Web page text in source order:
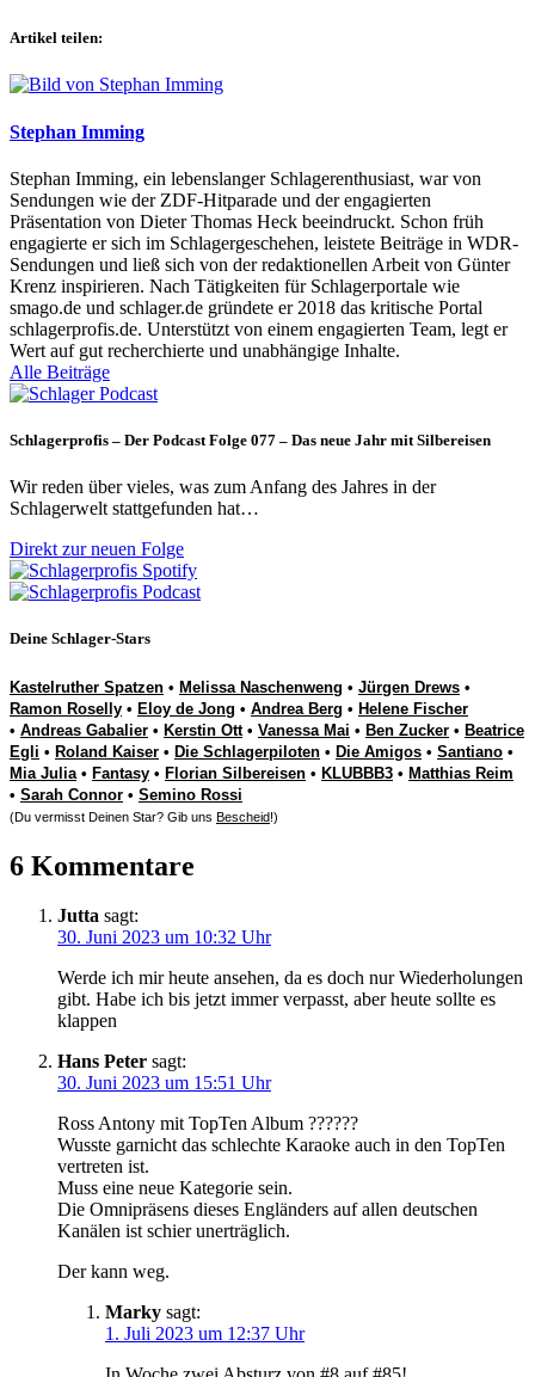
Artikel teilen:
Stephan Imming
Stephan Imming, ein lebenslanger Schlagerenthusiast, war von
Sendungen wie der ZDF-Hitparade und der engagierten
Präsentation von Dieter Thomas Heck beeindruckt. Schon früh
engagierte er sich im Schlagergeschehen, leistete Beiträge in WDR-
Sendungen und ließ sich von der redaktionellen Arbeit von Günter
Krenz inspirieren. Nach Tätigkeiten für Schlagerportale wie
smago.de und schlager.de gründete er 2018 das kritische Portal
schlagerprofis.de. Unterstützt von einem engagierten Team, legt er
Wert auf gut recherchierte und unabhängige Inhalte.
Alle Beiträge
Schlagerprofis – Der Podcast Folge 077 – Das neue Jahr mit Silbereisen
Wir reden über vieles, was zum Anfang des Jahres in der
Schlagerwelt stattgefunden hat…
Direkt zur neuen Folge
Deine Schlager-Stars
Kastelruther Spatzen • Melissa Naschenweng • Jürgen Drews •
Ramon Roselly • Eloy de Jong • Andrea Berg • Helene Fischer
• Andreas Gabalier • Kerstin Ott• Vanessa Mai • Ben Zucker • Beatrice
Egli • Roland Kaiser • Die Schlagerpiloten • Die Amigos • Santiano •
Mia Julia • Fantasy • Florian Silbereisen • KLUBBB3 • Matthias Reim
• Sarah Connor • Semino Rossi
(Du vermisst Deinen Star? Gib uns Bescheid!)
6 Kommentare
Jutta sagt:
30. Juni 2023 um 10:32 Uhr
Werde ich mir heute ansehen, da es doch nur Wiederholungen
gibt. Habe ich bis jetzt immer verpasst, aber heute sollte es
klappen
Hans Peter sagt:
30. Juni 2023 um 15:51 Uhr
Ross Antony mit TopTen Album ??????
Wusste garnicht das schlechte Karaoke auch in den TopTen
vertreten ist.
Muss eine neue Kategorie sein.
Die Omnipräsens dieses Engländers auf allen deutschen
Kanälen ist schier unerträglich.
Der kann weg.
Marky sagt:
1. Juli 2023 um 12:37 Uhr